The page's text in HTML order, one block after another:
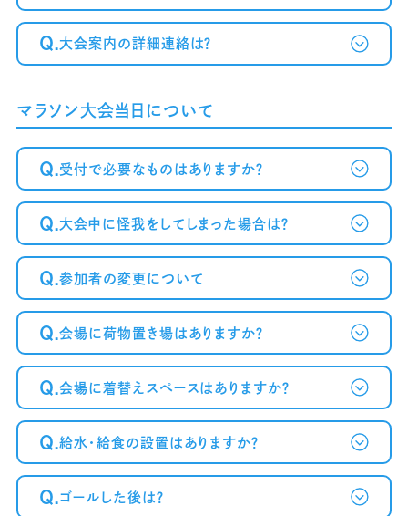
Q.大会案内の詳細連絡は？
マラソン大会当日について
Q.受付で必要なものはありますか？
Q.大会中に怪我をしてしまった場合は？
Q.参加者の変更について
Q.会場に荷物置き場はありますか？
Q.会場に着替えスペースはありますか？
Q.給水・給食の設置はありますか？
Q.ゴールした後は？